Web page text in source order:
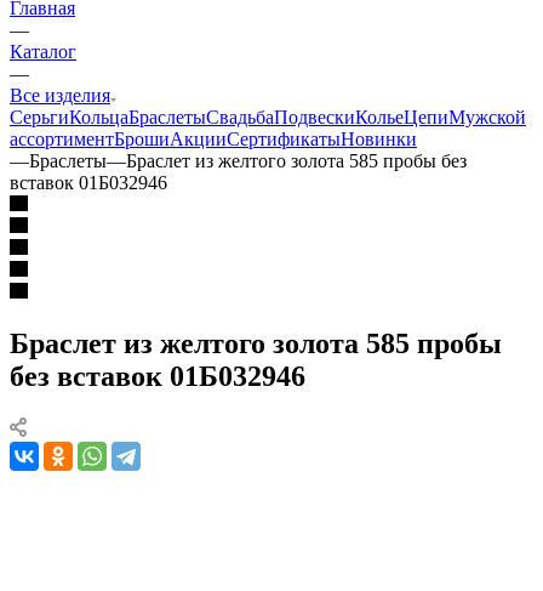
Главная
—
Каталог
—
Все изделия
СерьгиКольцаБраслетыСвадьбаПодвескиКольеЦепиМужской
ассортиментБрошиАкцииСертификатыНовинки
—Браслеты—Браслет из желтого золота 585 пробы без
вставок 01Б032946
Браслет из желтого золота 585 пробы
без вставок 01Б032946